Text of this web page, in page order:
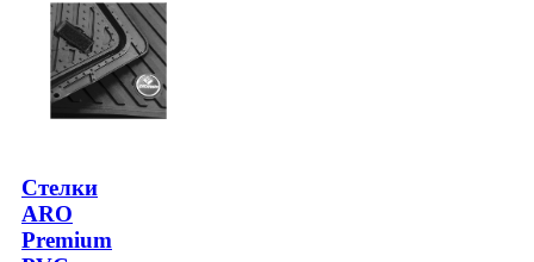
Стелки
ARO
Premium